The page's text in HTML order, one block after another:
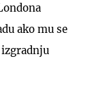
ako mu se